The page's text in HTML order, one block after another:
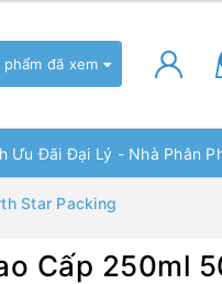
phẩm đã xem
Ưu Đãi Đại Lý - Nhà Phân
Star Packing
Cấp 250ml